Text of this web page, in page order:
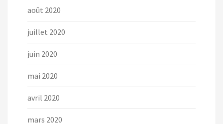
août 2020
juillet 2020
juin 2020
mai 2020
avril 2020
mars 2020